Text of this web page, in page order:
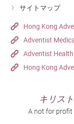
サイトマップ
Hong Kong
Adventist
Adventist
Hong Kong
キリス
A not for profit